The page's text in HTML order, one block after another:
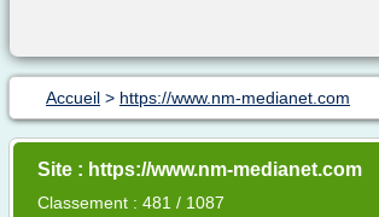
Accueil > https://www.nm-medianet.com
Site : https://www.nm-medianet.com
Classement : 481 / 1087